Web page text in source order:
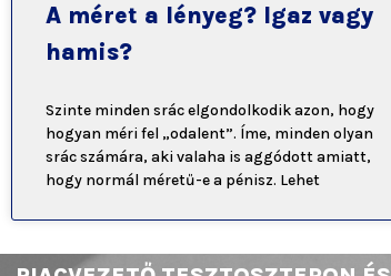
A méret a lényeg? Igaz vagy
hamis?
Szinte minden srác elgondolkodik azon, hogy
hogyan méri fel „odalent”. Íme, minden olyan
srác számára, aki valaha is aggódott amiatt,
hogy normál méretű-e a pénisz. Lehet